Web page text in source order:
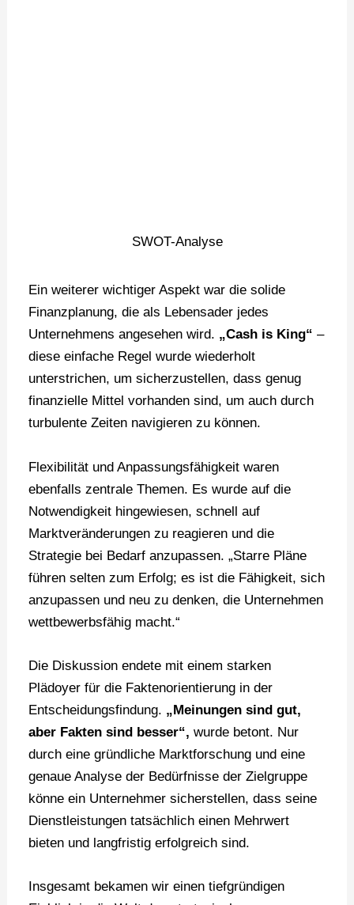
SWOT-Analyse
Ein weiterer wichtiger Aspekt war die solide
Finanzplanung, die als Lebensader jedes
Unternehmens angesehen wird. „Cash is King“ –
diese einfache Regel wurde wiederholt
unterstrichen, um sicherzustellen, dass genug
finanzielle Mittel vorhanden sind, um auch durch
turbulente Zeiten navigieren zu können.
Flexibilität und Anpassungsfähigkeit waren
ebenfalls zentrale Themen. Es wurde auf die
Notwendigkeit hingewiesen, schnell auf
Marktveränderungen zu reagieren und die
Strategie bei Bedarf anzupassen. „Starre Pläne
führen selten zum Erfolg; es ist die Fähigkeit, sich
anzupassen und neu zu denken, die Unternehmen
wettbewerbsfähig macht.“
Die Diskussion endete mit einem starken
Plädoyer für die Faktenorientierung in der
Entscheidungsfindung. „Meinungen sind gut,
aber Fakten sind besser“, wurde betont. Nur
durch eine gründliche Marktforschung und eine
genaue Analyse der Bedürfnisse der Zielgruppe
könne ein Unternehmer sicherstellen, dass seine
Dienstleistungen tatsächlich einen Mehrwert
bieten und langfristig erfolgreich sind.
Insgesamt bekamen wir einen tiefgründigen